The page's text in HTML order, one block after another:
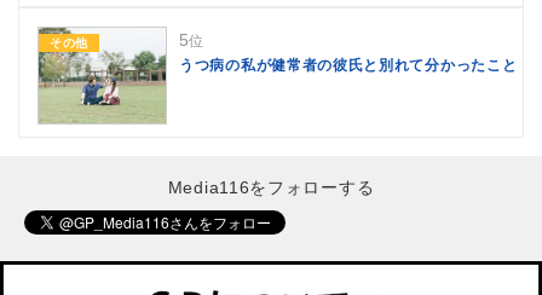
その他 5位
うつ病の私が健常者の彼氏と別れて分かったこと
Media116をフォローする